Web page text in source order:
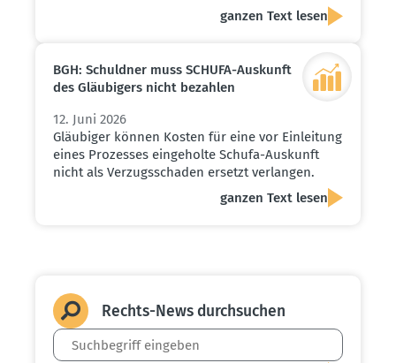
ganzen Text lesen
BGH: Schuldner muss SCHUFA-Auskunft
des Gläubigers nicht bezahlen
12. Juni 2026
Gläubiger können Kosten für eine vor Einleitung
eines Prozesses eingeholte Schufa-Auskunft
nicht als Verzugsschaden ersetzt verlangen.
ganzen Text lesen
Rechts-News durch­suchen